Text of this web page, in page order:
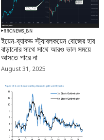
RRCNEWS_BN
ইয়েন-ব্যাকড স্ট্যাবলকয়েন বোজের হার
বাড়ানোর সাথে সাথে আরও ভাল সময়ে
আসতে পারে না
August 31, 2025
RRCNEWS_BN